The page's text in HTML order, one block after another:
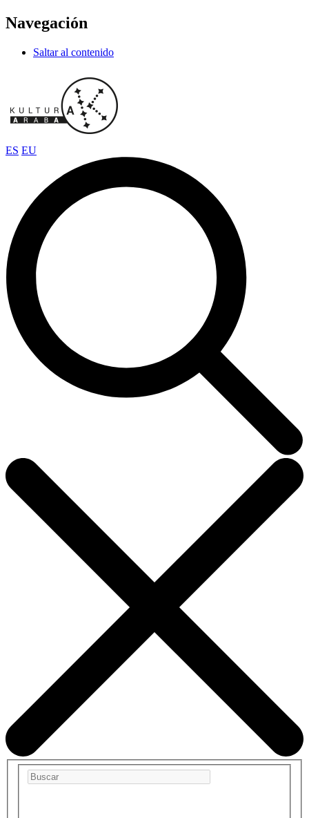
Navegación
Saltar al contenido
ES EU